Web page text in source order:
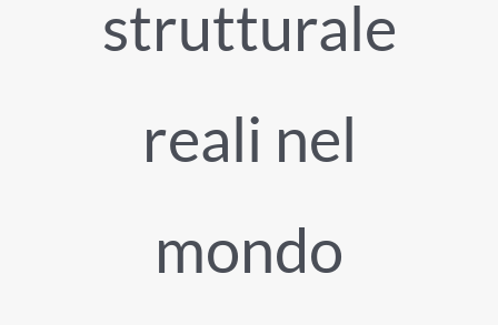
strutturale
reali nel
mondo